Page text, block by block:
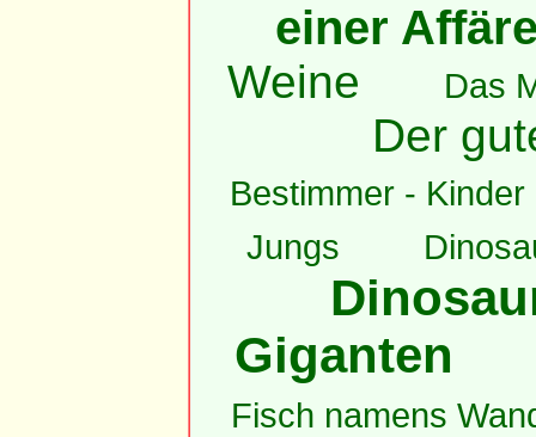
einer
Weine Das
Der
Bestimmer -
Jungs
Giganten
Fisch namens